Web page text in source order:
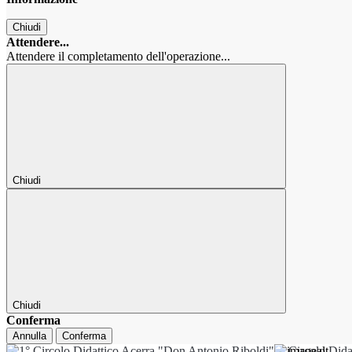
Chiudi
Attendere...
Attendere il completamento dell'operazione...
Chiudi
Chiudi
Conferma
Annulla Conferma